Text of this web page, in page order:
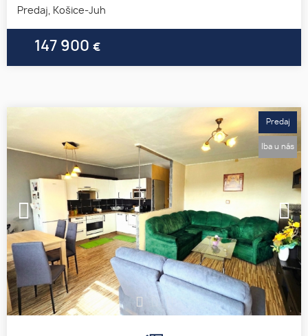
Predaj, Košice-Juh
147 900 €
2
Predaj
Iba u nás